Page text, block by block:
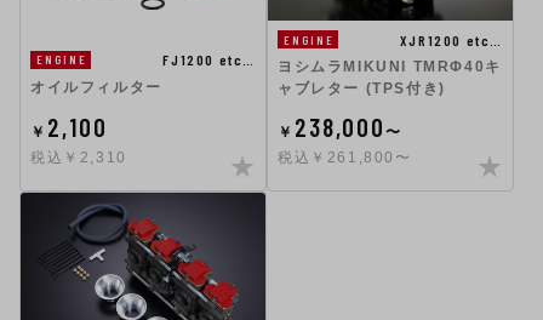
ENGINE
FJ1200 etc…
オイルフィルター
￥ 2,100
税込￥2,310
ENGINE
XJR1200 etc…
ヨシムラMIKUNI TMRΦ40キ
ャブレター (TPS付き)
￥ 238,000〜
税込￥261,800〜